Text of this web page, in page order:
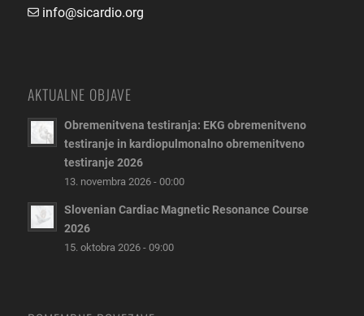
info@sicardio.org
AKTUALNE OBJAVE
Obremenitvena testiranja: EKG obremenitveno
testiranje in kardiopulmonalno obremenitveno
testiranje 2026
13. novembra 2026 - 00:00
Slovenian Cardiac Magnetic Resonance Course
2026
15. oktobra 2026 - 09:00